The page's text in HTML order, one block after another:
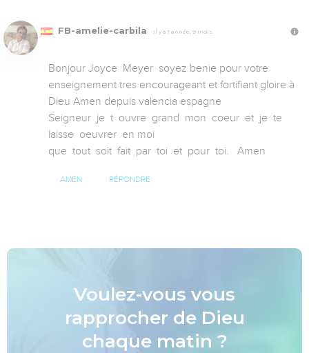
FB-amelie-carbila Il y a 1 année, 9 mois
Bonjour Joyce  Meyer  soyez benie pour votre
enseignement tres encourageant et fortifiant gloire à
Dieu Amen depuis valencia espagne
Seigneur  je  t  ouvre  grand  mon  coeur  et  je  te
laisse  oeuvrer  en moi
que  tout  soit  fait  par  toi  et  pour  toi.   Amen
AMEN RÉPONDRE
Voulez-vous vous
rapprocher de Dieu
chaque matin ?